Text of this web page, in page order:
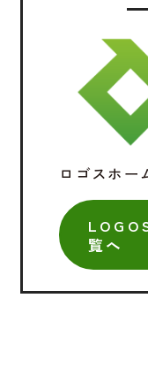
ロゴスホー
覧へ